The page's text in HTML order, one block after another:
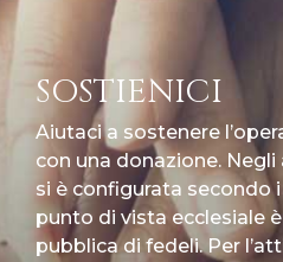
SOSTIENICI
Aiutaci a sostenere
con una donazione.
si è configurata secondo
punto di vista ecclesiale
pubblica di fedeli. Per